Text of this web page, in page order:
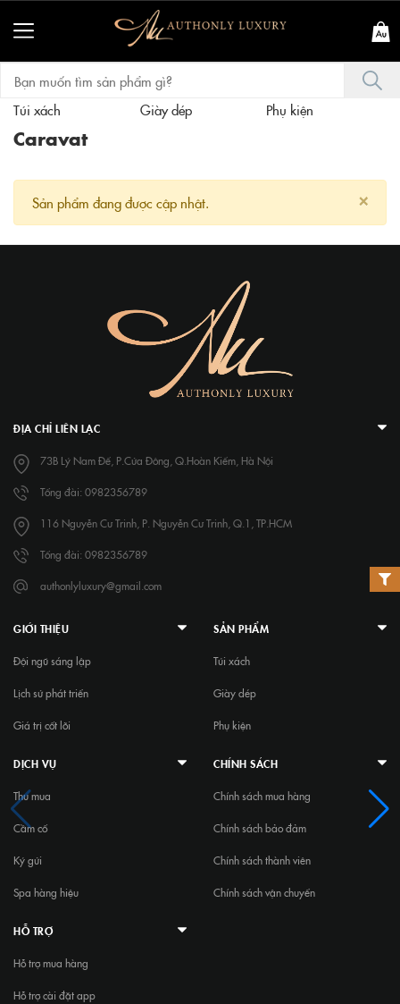
Túi xách Giày dép Phụ kiện
Caravat
×
Sản phẩm đang được cập nhật.
ĐỊA CHỈ LIÊN LẠC
73B Lý Nam Đế, P.Cửa Đông, Q.Hoàn Kiếm, Hà Nội
Tổng đài: 0982356789
116 Nguyễn Cư Trinh, P. Nguyễn Cư Trinh, Q.1, TP.HCM
Tổng đài: 0982356789
authonlyluxury@gmail.com
GIỚI THIỆU
Đội ngũ sáng lập
Lịch sử phát triển
Giá trị cốt lõi
SẢN PHẨM
Túi xách
Giày dép
Phụ kiện
DỊCH VỤ
Thu mua
Cầm cố
Ký gửi
Spa hàng hiệu
CHÍNH SÁCH
Chính sách mua hàng
Chính sách bảo đảm
Chính sách thành viên
Chính sách vận chuyển
HỖ TRỢ
Hỗ trợ mua hàng
Hỗ trợ cài đặt app